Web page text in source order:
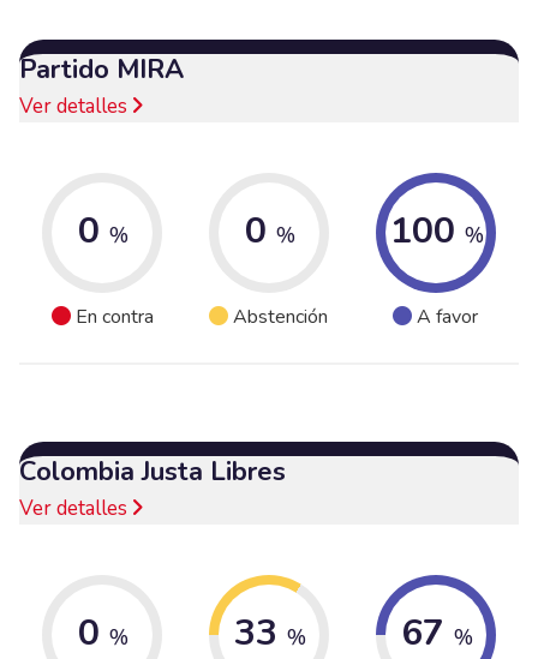
Partido MIRA
Ver detalles
0 %
En contra
0 %
Abstención
100 %
A favor
Colombia Justa Libres
Ver detalles
0 % 33 % 67 %